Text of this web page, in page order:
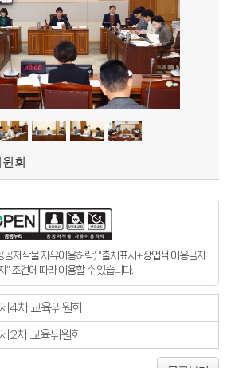
회
공저작물 자유이용허락) "출처표시+상업적 이용금지
" 조건에 따라 이용할 수 있습니다.
4차 교육위원회
2차 교육위원회